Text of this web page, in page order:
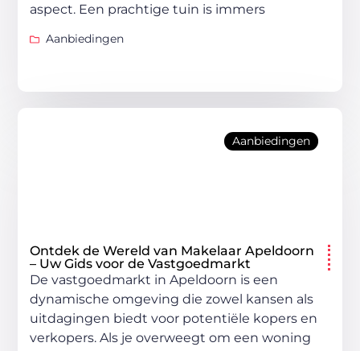
aspect. Een prachtige tuin is immers
Aanbiedingen
Aanbiedingen
Ontdek de Wereld van Makelaar Apeldoorn
– Uw Gids voor de Vastgoedmarkt
De vastgoedmarkt in Apeldoorn is een
dynamische omgeving die zowel kansen als
uitdagingen biedt voor potentiële kopers en
verkopers. Als je overweegt om een woning